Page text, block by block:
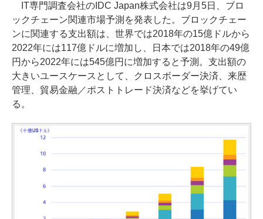
IT専門調査会社のIDC Japan株式会社は9月5日、ブロ
ックチェーン関連市場予測を発表した。ブロックチェー
ンに関連する支出額は、世界では2018年の15億ドルから
2022年には117億ドルに増加し、日本では2018年の49億
円から2022年には545億円に増加すると予測。支出額の
大きいユースケースとして、クロスボーダー決済、来歴
管理、貿易金融／ポストトレード決済などを挙げてい
る。